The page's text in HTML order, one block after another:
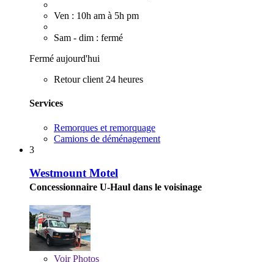
Ven : 10h am à 5h pm
Sam - dim : fermé
Fermé aujourd'hui
Retour client 24 heures
Services
Remorques et remorquage
Camions de déménagement
3
Westmount Motel
Concessionnaire U-Haul dans le voisinage
VoirPhotos